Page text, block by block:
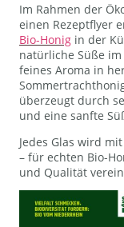
Im Rahmen der
einen Rezeptflyer
Bio-Honig in der
natürliche Süße
feines Aroma in
überzeugt durch
und eine sanfte
Jedes Glas wird
– für echten Bio-
und Qualität